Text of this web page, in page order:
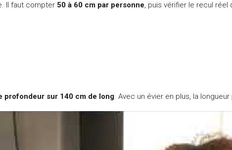
Il faut compter 50 à 60 cm par personne, puis vérifier le recul réel
profondeur sur 140 cm de long. Avec un évier en plus, la